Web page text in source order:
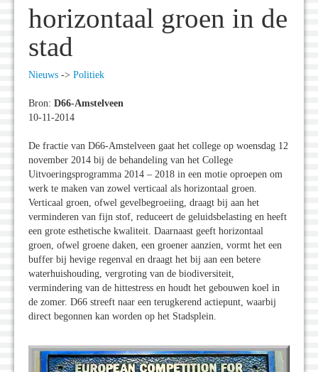
horizontaal groen in de
stad
Nieuws -> Politiek
Bron: D66-Amstelveen
10-11-2014
De fractie van D66-Amstelveen gaat het college op woensdag 12
november 2014 bij de behandeling van het College
Uitvoeringsprogramma 2014 – 2018 in een motie oproepen om
werk te maken van zowel verticaal als horizontaal groen.
Verticaal groen, ofwel gevelbegroeiing, draagt bij aan het
verminderen van fijn stof, reduceert de geluidsbelasting en heeft
een grote esthetische kwaliteit. Daarnaast geeft horizontaal
groen, ofwel groene daken, een groener aanzien, vormt het een
buffer bij hevige regenval en draagt het bij aan een betere
waterhuishouding, vergroting van de biodiversiteit,
vermindering van de hittestress en houdt het gebouwen koel in
de zomer. D66 streeft naar een terugkerend actiepunt, waarbij
direct begonnen kan worden op het Stadsplein.